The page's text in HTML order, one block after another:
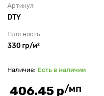
Артикул
DTY
Плотность
330 гр/м²
Есть в наличии
406.45 р/мп